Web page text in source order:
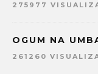
275977
OGUM NA
261260